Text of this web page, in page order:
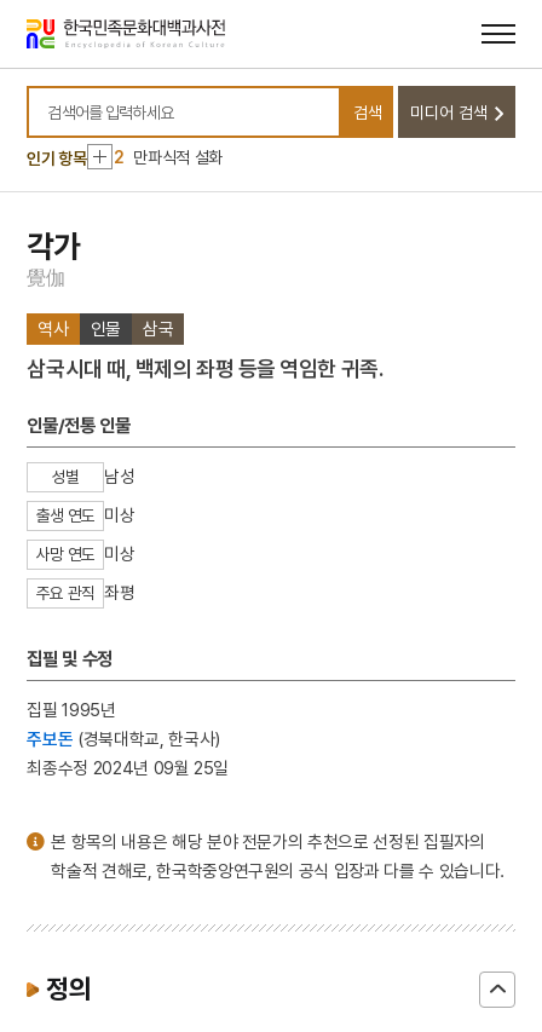
바로가기
바로가기
검색어를 입력하세요
검색 미디어 검색
인기 항목
10 김장훈
1 금성대군
2 만파식적 설화
3 영도중학교
7
예종
8
천관산 탑산사
10 김장훈
1
금성대군
2
3 영도중학교
4
7
8 천관산 탑산사
9 결부법
각가
覺伽
역사 인물 삼국
삼국시대 때, 백제의 좌평 등을 역임한 귀족.
인물/전통 인물
성별 남성
출생 연도 미상
사망 연도 미상
주요 관직 좌평
집필 및 수정
집필 1995년
주보돈 (경북대학교, 한국사)
최종수정 2024년 09월 25일
본 항목의 내용은 해당 분야 전문가의 추천으로 선정된 집필자의
학술적 견해로, 한국학중앙연구원의 공식 입장과 다를 수 있습니다.
정의